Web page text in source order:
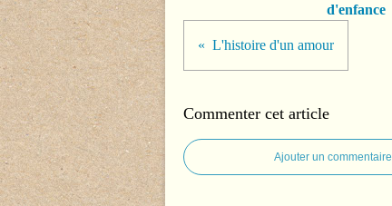
d'enfance
L'histoire d'un amour
Commenter cet article
Ajouter un commentaire